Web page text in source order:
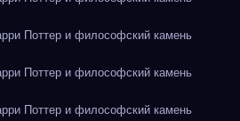
Поттер и философский камень
Поттер и философский камень
Поттер и философский камень